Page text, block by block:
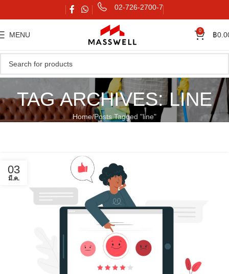
02-726-2700-7
MENU 0 ฿
TAG ARCHIVES: LINE
Home Posts Tagged "line"
03
มี.ค.